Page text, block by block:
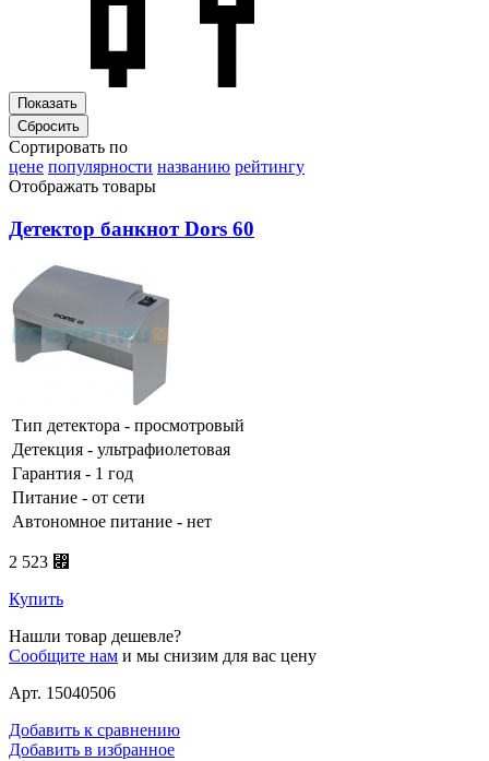
Сортировать по
цене популярности названию рейтингу
Отображать товары
Детектор банкнот Dors 60
Тип детектора - просмотровый
Детекция - ультрафиолетовая
Гарантия - 1 год
Питание - от сети
Автономное питание - нет
2 523 ⃏
Купить
Нашли товар дешевле?
Сообщите нам и мы снизим для вас цену
Арт. 15040506
Добавить к сравнению
Добавить в избранное